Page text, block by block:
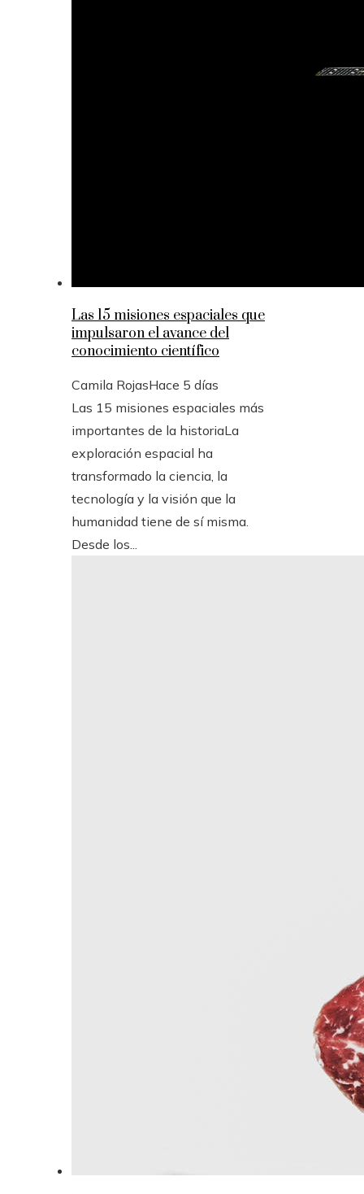
Las 15 misiones espaciales que
impulsaron el avance del
conocimiento científico
Camila RojasHace 5 días
Las 15 misiones espaciales más
importantes de la historiaLa
exploración espacial ha
transformado la ciencia, la
tecnología y la visión que la
humanidad tiene de sí misma.
Desde los...